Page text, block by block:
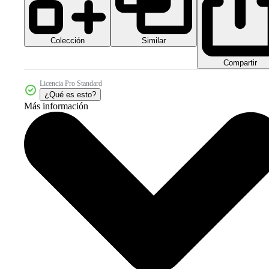
Colección Similar
Compartir
Licencia Pro Standard
¿Qué es esto?
Más información